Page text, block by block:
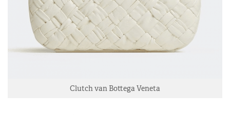
Clutch van Bottega Veneta